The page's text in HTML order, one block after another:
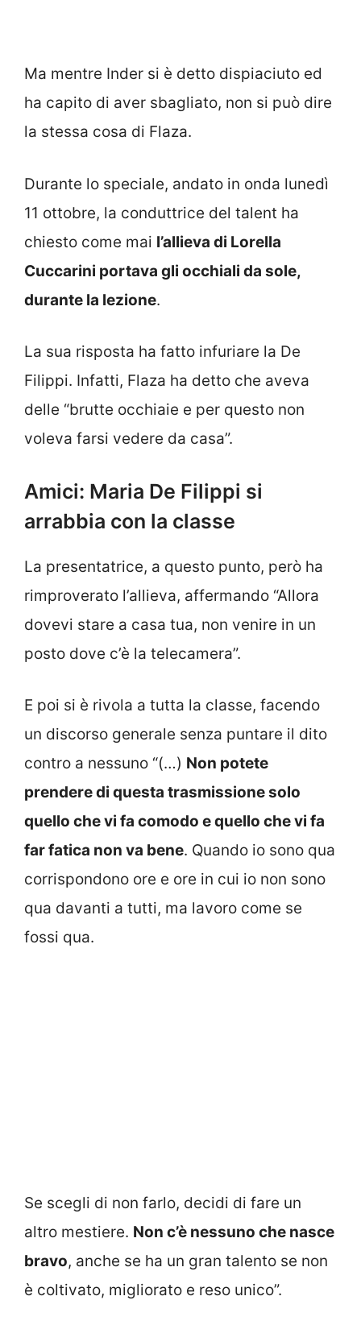
Ma mentre Inder si è detto dispiaciuto ed
ha capito di aver sbagliato, non si può dire
la stessa cosa di Flaza.
Durante lo speciale, andato in onda lunedì
11 ottobre, la conduttrice del talent ha
chiesto come mai l’allieva di Lorella
Cuccarini portava gli occhiali da sole,
durante la lezione.
La sua risposta ha fatto infuriare la De
Filippi. Infatti, Flaza ha detto che aveva
delle “brutte occhiaie e per questo non
voleva farsi vedere da casa”.
Amici: Maria De Filippi si
arrabbia con la classe
La presentatrice, a questo punto, però ha
rimproverato l’allieva, affermando “Allora
dovevi stare a casa tua, non venire in un
posto dove c’è la telecamera”.
E poi si è rivola a tutta la classe, facendo
un discorso generale senza puntare il dito
contro a nessuno “(…) Non potete
prendere di questa trasmissione solo
quello che vi fa comodo e quello che vi fa
far fatica non va bene. Quando io sono qua
corrispondono ore e ore in cui io non sono
qua davanti a tutti, ma lavoro come se
fossi qua.
Se scegli di non farlo, decidi di fare un
altro mestiere. Non c’è nessuno che nasce
bravo, anche se ha un gran talento se non
è coltivato, migliorato e reso unico”.